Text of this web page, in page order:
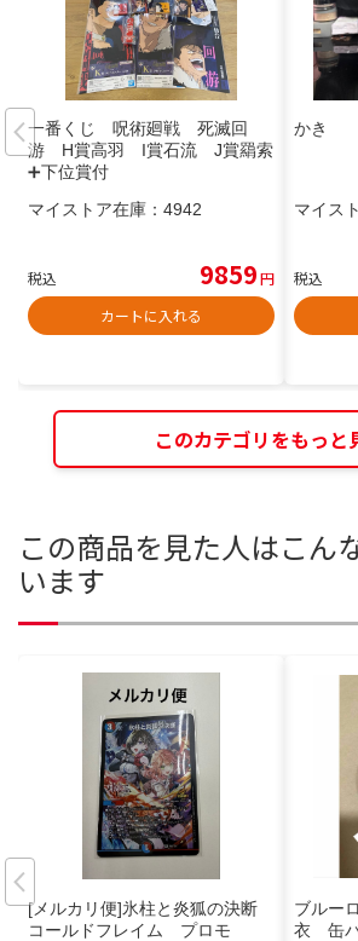
一番くじ 呪術廻戦 死滅回
游 H賞高羽 I賞石流 J賞羂索
➕下位賞付
マイストア在庫： 4942
税込 9859円
カートに入れる
かき
マイス
税込
このカテゴリをもっと
この商品を見た人はこん
います
[メルカリ便]氷柱と炎狐の決断
コールドフレイム プロモ
ブルー
衣 缶